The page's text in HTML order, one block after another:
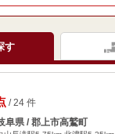
す
/ 24 件
阜県 / 郡上市高鷲町